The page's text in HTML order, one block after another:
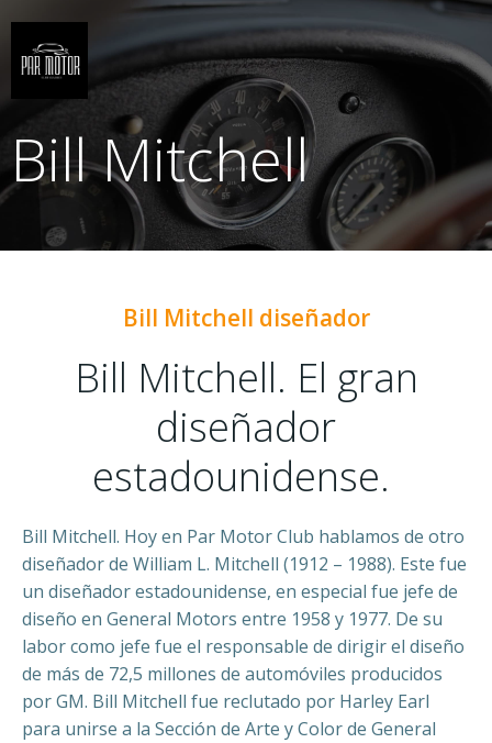
contenido
Bill Mitchell
Bill Mitchell diseñador
Bill Mitchell. El gran
diseñador
estadounidense.
Bill Mitchell. Hoy en Par Motor Club hablamos de otro
diseñador de William L. Mitchell (1912 – 1988). Este fue
un diseñador estadounidense, en especial fue jefe de
diseño en General Motors entre 1958 y 1977. De su
labor como jefe fue el responsable de dirigir el diseño
de más de 72,5 millones de automóviles producidos
por GM. Bill Mitchell fue reclutado por Harley Earl
para unirse a la Sección de Arte y Color de General